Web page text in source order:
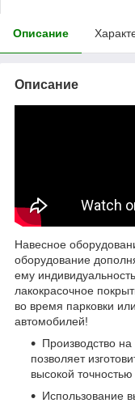
Описание
Описание
Навесное
оборудование
ему
лакокрасочное
во время парковки
автомобилей!
Производство
позволяет
высокой
Использование